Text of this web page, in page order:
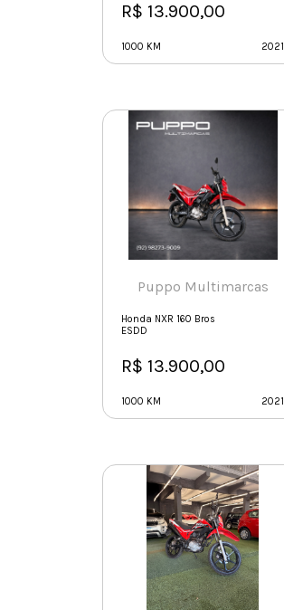
R$ 13.900,00
1000 KM 2021
Puppo Multimarcas
Honda NXR 160 Bros
ESDD
R$ 13.900,00
1000 KM 2021